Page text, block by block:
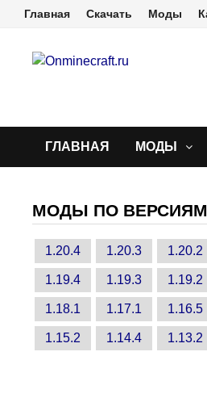
ПерейтиГлавная Скачать Моды
ГЛАВНАЯ МОДЫ
МОДЫ ПО ВЕРСИЯМ
1.20.4 1.20.3 1.20.2
1.19.4 1.19.3 1.19.2
1.18.1 1.17.1 1.16.5
1.15.2 1.14.4 1.13.2